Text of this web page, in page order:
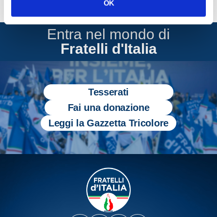
OK
Entra nel mondo di
Fratelli d'Italia
Tesserati
Fai una donazione
Leggi la Gazzetta Tricolore